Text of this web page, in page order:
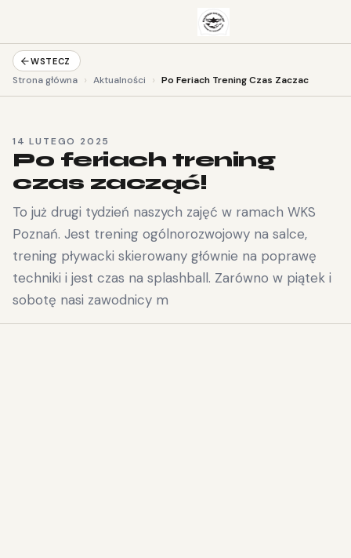
WSTECZ
Strona główna › Aktualności › Po Feriach Trening Czas Zaczac
14 LUTEGO 2025
Po feriach trening
czas zacząć!
To już drugi tydzień naszych zajęć w ramach WKS
Poznań. Jest trening ogólnorozwojowy na salce,
trening pływacki skierowany głównie na poprawę
techniki i jest czas na splashball. Zarówno w piątek i
sobotę nasi zawodnicy m